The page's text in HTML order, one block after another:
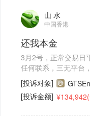
山 水
中国香港
还我本金
3月2号，正常交易日
任何联系，三无平台
[投诉对象]
[投诉金额]